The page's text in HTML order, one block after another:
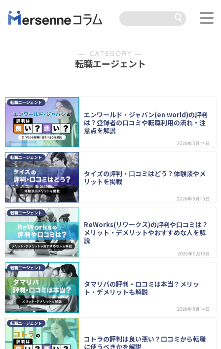
― CATEGORY ―
転職エージェント
転職エージェント
エンワールド・ジャパン(en world)の評判
は？登録者の口コミや転職利用の流れ・注
意点を解説
2026年5月14日
転職エージェント
タイズの評判・口コミはどう？体験談やメ
リットを掲載
2026年5月15日
転職エージェント
ReWorks(リワークス)の評判や口コミは？
メリット・デメリットやおすすめな人を解
説
2026年5月13日
転職エージェント
タマリバの評判・口コミは本当？メリッ
ト・デメリットも解説
2026年5月14日
転職エージェント
コトラの評判は良い悪い？口コミから転職
に使うべきかを解説